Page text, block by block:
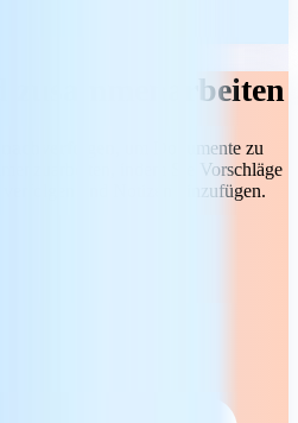
, um Dokumente zu
indem Sie Vorschläge
und Notizen hinzufügen.